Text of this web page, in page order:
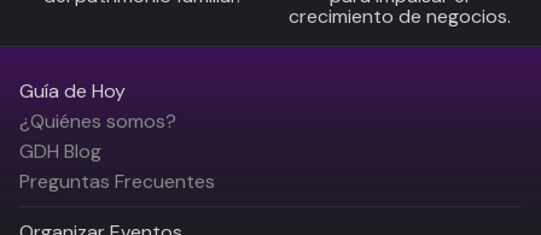
crecimiento de negocios.
Guía de Hoy
¿Quiénes somos?
GDH Blog
Preguntas Frecuentes